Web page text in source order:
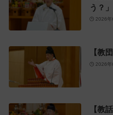
う？」
2026年
【教
2026年
【教